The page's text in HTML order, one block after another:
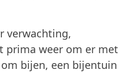
verwachting,
prima weer om er met
bijen, een bijentuin